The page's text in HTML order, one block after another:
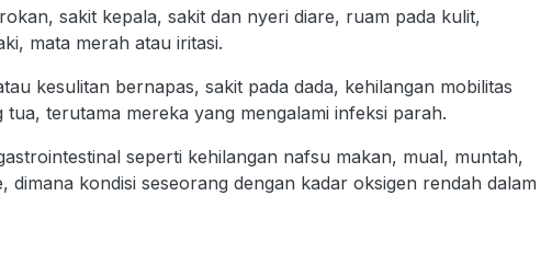
sakit kepala, sakit dan nyeri diare, ruam pada kulit,
mata merah atau iritasi.
kesulitan bernapas, sakit pada dada, kehilangan mobilitas
terutama mereka yang mengalami infeksi parah.
seperti kehilangan nafsu makan, mual, muntah,
kondisi seseorang dengan kadar oksigen rendah dalam